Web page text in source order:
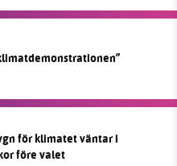
för klimatet väntar i
före valet